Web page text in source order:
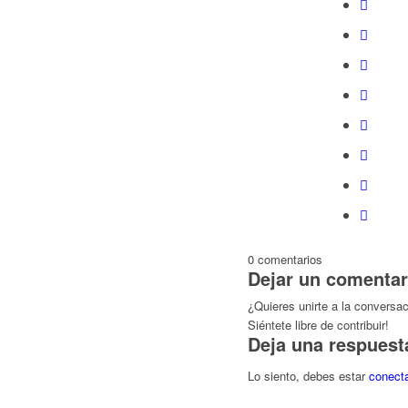
0 comentarios
Dejar un
¿Quieres unirte a la
Siéntete libre de contribuir!
Deja una
Lo siento, debes estar